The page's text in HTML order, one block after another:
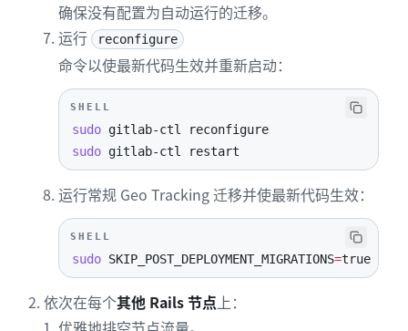
确保没有配置为自动运行的迁移。
运行
reconfigure
命令以使最新代码生效并重新启动：
SHELL
sudo
sudo gitlab-ctl restart
运行常规 Geo Tracking 迁移并使最新代码生效：
SHELL
sudo SKIP_POST_DEPLOYMENT_MIGRATIONS=true
依次在每个其他 Rails 节点上：